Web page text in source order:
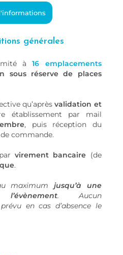
générales
à16 emplacements
sous réserve de places
qu’aprèsvalidation et
établissement par mail
, puis réception du
commande.
virement bancaire (de
.
maximum jusqu’à une
. Aucun
en cas d’absence le